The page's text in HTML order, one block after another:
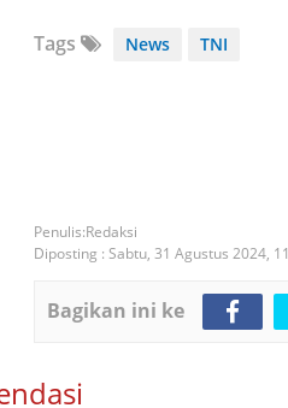
Tags News TNI
Redaksi
Diposting : Sabtu, 31 Agustus 2024,
Bagikan ini ke